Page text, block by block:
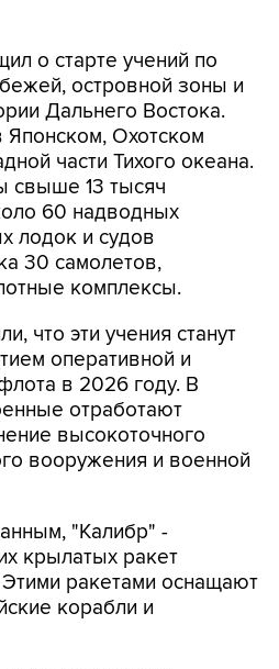
о старте учений по
Дальнего Востока.
Охотском
части Тихого океана.
свыше 13 тысяч
60 надводных
лодок и судов
30 самолетов,
комплексы.
что эти учения станут
в 2026 году. В
отработают
высокоточного
вооружения и военной
"Калибр" -
ракетами оснащают
корабли и
корабль